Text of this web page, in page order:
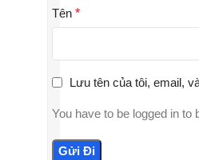
Tên *
Lưu tên của tôi, email,
You have to be logged in to